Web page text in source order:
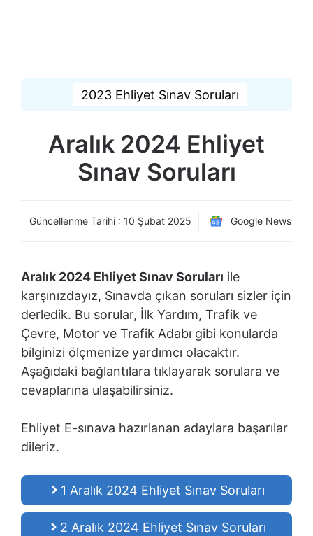
2023 Ehliyet Sınav Soruları
Aralık 2024 Ehliyet
Sınav Soruları
Güncellenme Tarihi : 10 Şubat 2025 Google News
Aralık 2024 Ehliyet Sınav Soruları ile
karşınızdayız, Sınavda çıkan soruları sizler için
derledik. Bu sorular, İlk Yardım, Trafik ve
Çevre, Motor ve Trafik Adabı gibi konularda
bilginizi ölçmenize yardımcı olacaktır.
Aşağıdaki bağlantılara tıklayarak sorulara ve
cevaplarına ulaşabilirsiniz.
Ehliyet E-sınava hazırlanan adaylara başarılar
dileriz.
1 Aralık 2024 Ehliyet Sınav Soruları
2 Aralık 2024 Ehliyet Sınav Soruları